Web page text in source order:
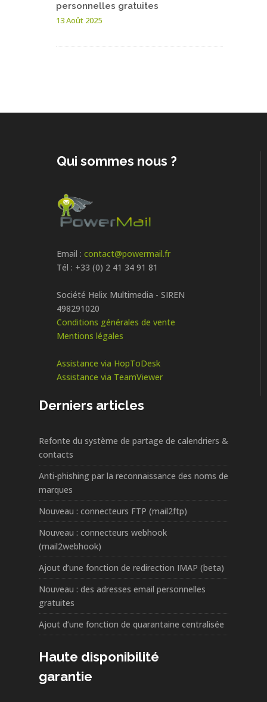
personnelles gratuites
13 Août 2025
Qui sommes nous ?
Email : contact@powermail.fr
Tél : +33 (0) 2 41 34 91 81
Société Helix Multimedia - SIREN
498291020
Conditions générales de vente
Mentions légales
Assistance via HopToDesk
Assistance via TeamViewer
Derniers articles
Refonte du système de partage de calendriers &
contacts
Anti-phishing par la reconnaissance des noms de
marques
Nouveau : connecteurs FTP (mail2ftp)
Nouveau : connecteurs webhook
(mail2webhook)
Ajout d’une fonction de redirection IMAP (beta)
Nouveau : des adresses email personnelles
gratuites
Ajout d’une fonction de quarantaine centralisée
Haute disponibilité
garantie